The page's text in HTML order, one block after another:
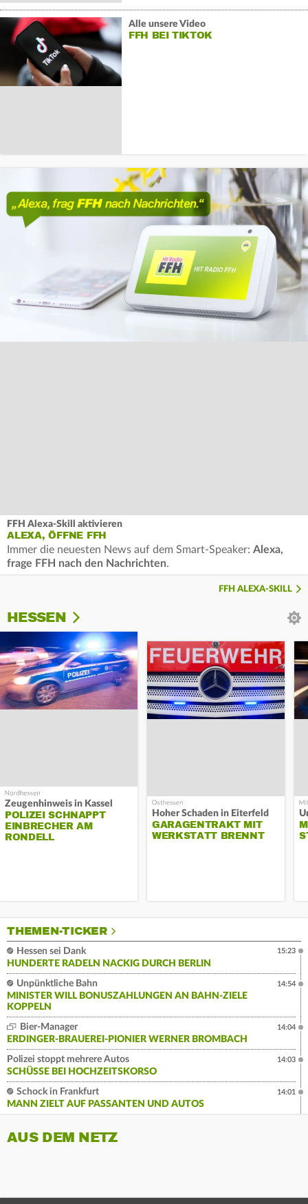
Alle unsere Video
FFH BEI TIKTOK
FFH Alexa-Skill aktivieren
ALEXA, ÖFFNE FFH
Immer die neuesten News auf dem Smart-Speaker: Alexa,
frage FFH nach den Nachrichten.
FFH ALEXA-SKILL
HESSEN
Zeugenhinweis in Kassel
POLIZEI SCHNAPPT
EINBRECHER AM
RONDELL
Hoher Schaden in Eiterfeld
GARAGENTRAKT MIT
WERKSTATT BRENNT
THEMEN-TICKER
Hessen sei Dank
HUNDERTE RADELN NACKIG DURCH BERLIN
15:23
Unpünktliche Bahn
MINISTER WILL BONUSZAHLUNGEN AN BAHN-ZIELE
KOPPELN
14:54
Bier-Manager
ERDINGER-BRAUEREI-PIONIER WERNER BROMBACH
14:04
Polizei stoppt mehrere Autos
SCHÜSSE BEI HOCHZEITSKORSO
14:03
Schock in Frankfurt
MANN ZIELT AUF PASSANTEN UND AUTOS
14:01
AUS DEM NETZ